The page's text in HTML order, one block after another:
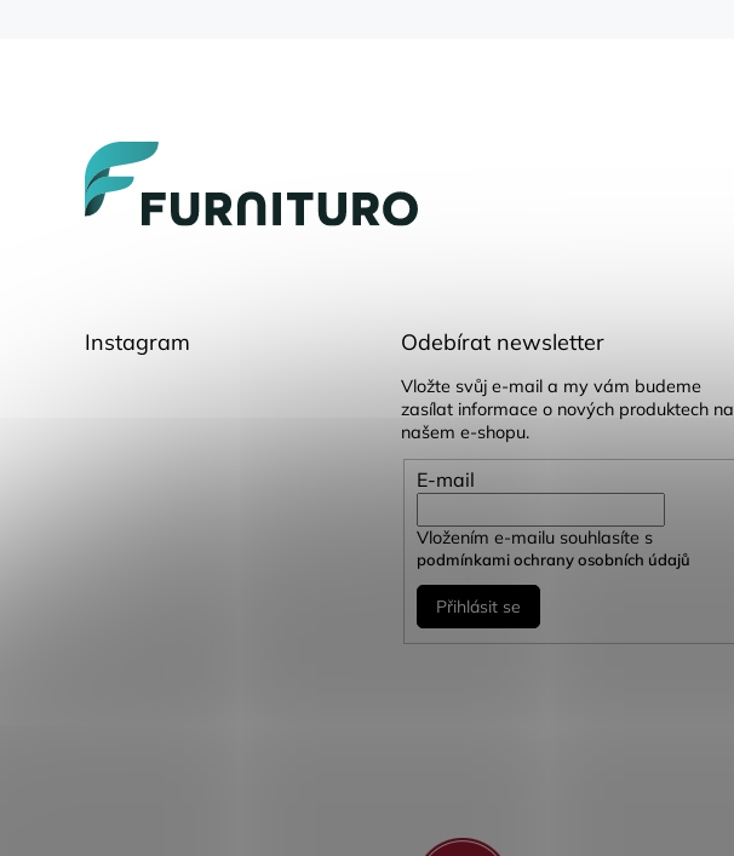
Instagram Odebírat newsletter
Vložte svůj e-mail a my vám budeme
zasílat informace o nových produktech na
našem e-shopu.
E-mail
Vložením e-mailu souhlasíte s
podmínkami ochrany osobních údajů
Přihlásit se